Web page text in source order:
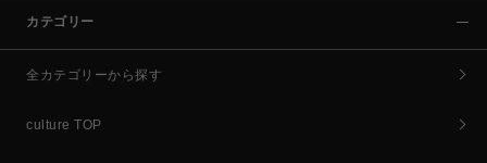
カテゴリー
全カテゴリーから探す
culture TOP